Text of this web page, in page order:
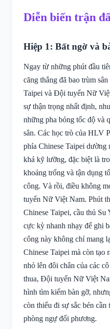
Diễn biến trận
Hiệp 1: Bất ngờ và
Ngay từ những phút đầu
căng thẳng đã bao trùm
Taipei và Đội tuyển Nữ
sự thận trọng nhất định,
những pha bóng tốc độ và
sân. Các học trò của HLV
phía Chinese Taipei
khá kỹ lưỡng, đặc biệt là
khoảng trống và tận dụng
công. Và rồi, điều không
tuyển Nữ Việt Nam. Phút
Chinese Taipei, cầu thủ Su
cực kỳ nhanh nhạy để ghi
công này không chỉ mang
Chinese Taipei mà còn tạo
nhỏ lên đôi chân của các
thua, Đội tuyển Nữ Việt
hình tìm kiếm bàn gỡ,
còn thiếu đi sự sắc bén
phòng ngự đối phương.